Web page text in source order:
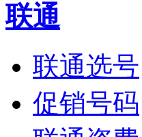
联通
联通选号
促销号码